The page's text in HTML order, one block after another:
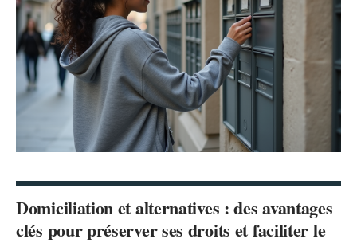
Domiciliation et alternatives : des avantages
clés pour préserver ses droits et faciliter le